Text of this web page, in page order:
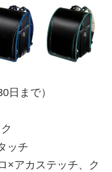
日まで）
ッチ
×アカステッチ、ク